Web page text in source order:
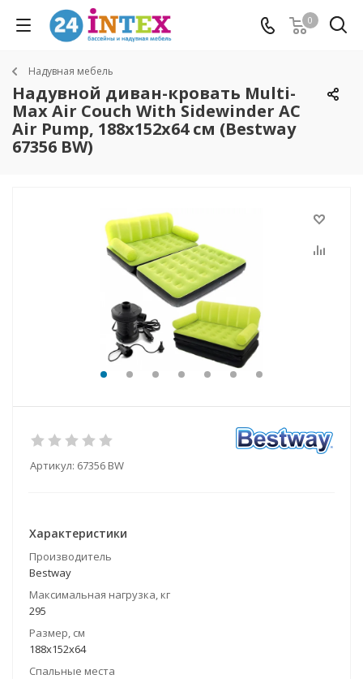
0
Надувная мебель
Надувной диван-кровать Multi-
Max Air Couch With Sidewinder AC
Air Pump, 188х152х64 см (Bestway
67356 BW)
Артикул: 67356 BW
Характеристики
Производитель
Bestway
Максимальная нагрузка, кг
295
Размер, см
188х152х64
Спальные места